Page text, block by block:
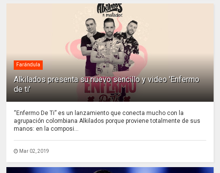
Farándula
Alkilados presenta su nuevo sencillo y video 'Enfermo
de ti'
“Enfermo De Ti” es un lanzamiento que conecta mucho con la
agrupación colombiana Alkilados porque proviene totalmente de sus
manos: en la composi...
Mar 02, 2019